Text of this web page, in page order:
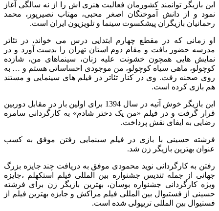
این بازیگر توانمند کشورمان فعالیت هنری اش را از نه سالگی آغاز
نمود و از دانش آموختگان اصغر محبی، مهتاب نصیرپور، محمد
رحمانیان بازیگران پیشکسوت سینما و تلویزیون ایران است.
او زمانی که در مقطع چهارم ابتدایی درس می خواند، در تئاتر
مدرسه حضور یافت و مقام دوم استان تهران را بدست آورد و در
نمایش هایی همچون خشونت علیه زنان، سینماهای من، شازده
کوچولو، ماهی سیاه کوچولو، من موجودی احساساتی هستم و … به
روی صحنه رفت. وی در کنار تئاتر در فیلم های سینمایی و مستند
هم بازی کرده است.
این بازیگر خوش آتیه در سال 1394 برای اولین بار در مقابل دوربین
قرار گرفت و در فیلم «من یک دختر شادم» به کارگردانی سامره
رضایی به ایفای نقش پرداخت.
فرشته حسینی با بازی در فیلم سینمایی رفتن موفق به کسب
عنوان بهترین بازیگر زن شد.
رفتن به کارگردانی نوید محمودی موفق به دریافت چند جایزه بزرگ
جهانی از جمله تندیس جشنواره بین المللی فیلم استکهلم ،جایزه
ویژه کارگردانی جشنواره بوسان، بهترین بازیگر زن برای فرشته
حسینی از فستیوال بین المللی فیلم مراکش و جایزه بهترین فیلم از
فستیوال بین المللی تریپولی شده است.